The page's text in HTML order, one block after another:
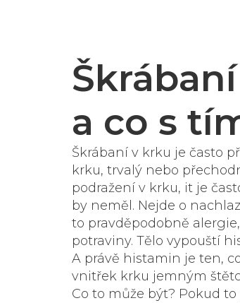
a co s
Škrábaní v krku je často
krku, trvalý nebo
podražení v krku, it je
by neměl. Nejde o
to pravděpodobně alergie,
potraviny. Tělo vypouští
A právě histamin je ten,
vnitřek krku jemným
Co to může být? Pokud